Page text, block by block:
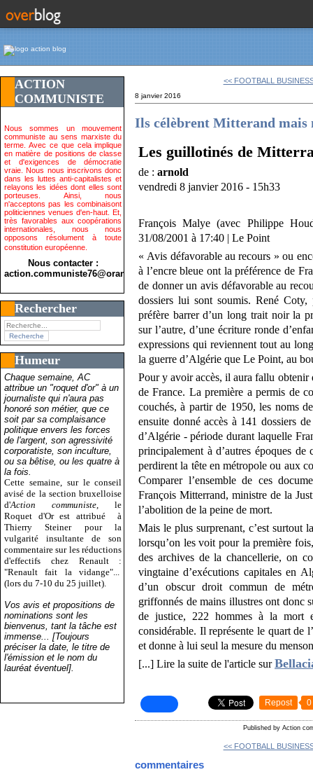
ACTION
COMMUNISTE
Nous sommes un mouvement
communiste au sens marxiste du
terme. Avec ce que cela implique
en matière de positions de classe
et d'exigences de démocratie
vraie. Nous nous inscrivons donc
dans les luttes anti-capitalistes et
relayons les idées dont elles sont
porteuses. Ainsi, nous
n'acceptons pas les combinaisont
politiciennes venues d'en-haut. Et,
très favorables aux coopérations
internationales, nous nous
opposons résolument à toute
constitution européenne.
Nous contacter :
action.communiste76@orange.fr>
Rechercher
Humeur
Chaque semaine, AC
attribue un "roquet d'or" à un
journaliste qui n'aura pas
honoré son métier, que ce
soit par sa complaisance
politique envers les forces
de l'argent, son agressivité
corporatiste, son inculture,
ou sa bêtise, ou les quatre à
la fois.
Cette semaine, sur le conseil
avisé de la section bruxelloise
d'Action communiste , le
Roquet d'Or est attribué
à
Thierry Steiner pour la
vulgarité insultante de son
commentaire sur les réductions
d'effectifs chez Renault :
"Renault fait la vidange"...
(lors du 7-10 du 25 juillet).
Vos avis et propositions de
nominations sont les
bienvenus, tant la tâche est
immense... [Toujours
préciser la date, le titre de
l'émission et le nom du
lauréat éventuel].
<< FOOTBALL
8 janvier 2016
Ils célèbrent Mitterand mais
Les guillotinés de
de :arnold
vendredi 8 janvier 2016 - 15h33
François Malye (avec Philippe
31/08/2001 à 17:40 | Le Point
« Avis défavorable au recours » ou
à l’encre bleue ont la préférence de
de donner un avis défavorable au
dossiers lui sont soumis. René
préfère barrer d’un long trait noir la
sur l’autre, d’une écriture ronde
expressions qui reviennent tout au
la guerre d’Algérie que Le Point, au
Pour y avoir accès, il aura fallu obtenir
de France. La première a permis de
couchés, à partir de 1950, les noms
ensuite donné accès à 141 dossiers
d’Algérie - période durant laquelle
principalement à d’autres époques
perdirent la tête en métropole ou aux
Comparer l’ensemble de ces
François Mitterrand, ministre de la
l’abolition de la peine de mort.
Mais le plus surprenant, c’est surtout
lorsqu’on les voit pour la première
des archives de la chancellerie, on
vingtaine d’exécutions capitales en
d’un obscur droit commun de
griffonnés de mains illustres ont donc
de justice, 222 hommes à la mort
considérable. Il représente le quart de
et donne à lui seul la mesure du
[...] Lire la suite de l'article sur
Repost 0
Published by Action
<< FOOTBALL
commentaires